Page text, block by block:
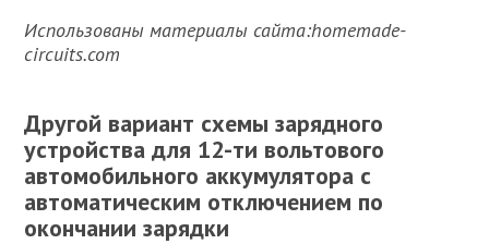
Использованы материалы сайта:homemade-
circuits.com
Другой вариант схемы зарядного
устройства для 12-ти вольтового
автомобильного аккумулятора с
автоматическим отключением по
окончании зарядки